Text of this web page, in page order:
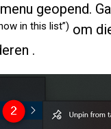
geopend.
in this list”) om
.